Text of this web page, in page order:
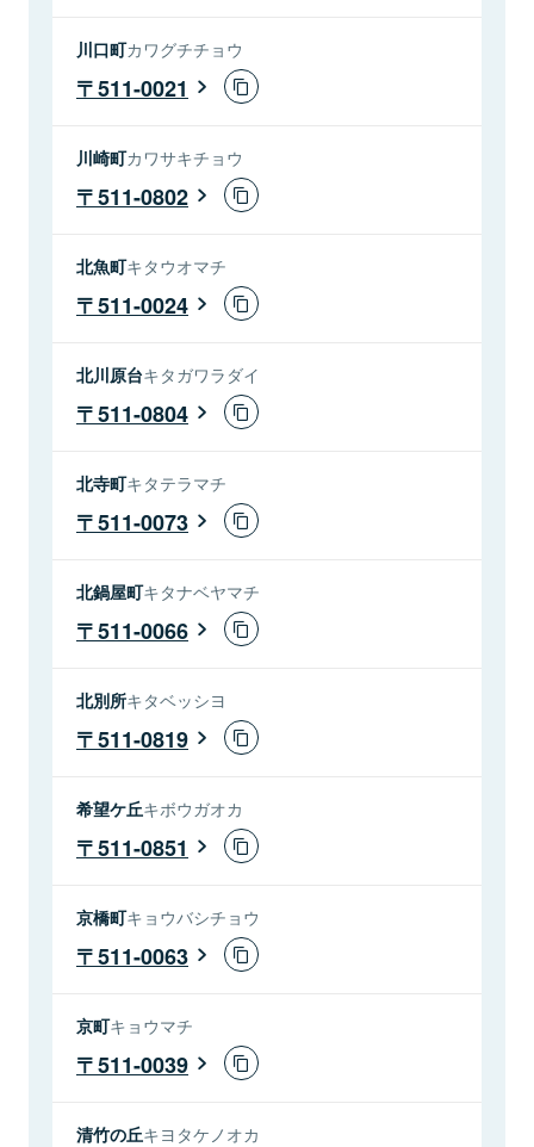
川口町カワグチチョウ
511-0021
川崎町カワサキチョウ
511-0802
北魚町キタウオマチ
511-0024
北川原台キタガワラダイ
511-0804
北寺町キタテラマチ
511-0073
北鍋屋町キタナベヤマチ
511-0066
北別所キタベッシヨ
511-0819
希望ケ丘キボウガオカ
511-0851
京橋町キョウバシチョウ
511-0063
京町キョウマチ
511-0039
清竹の丘キヨタケノオカ